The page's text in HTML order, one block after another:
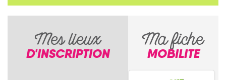
Mes lieux
D'INSCRIPTION Ma fiche
MOBILITE